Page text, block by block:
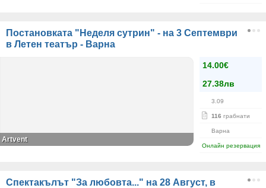
Постановката "Неделя сутрин" - на 3 Септември
в Летен театър - Варна
14.00€
27.38лв
3.09
116 грабнати
Варна
Онлайн резервация
Аrtvent
Спектакълът "За любовта..." на 28 Август, в